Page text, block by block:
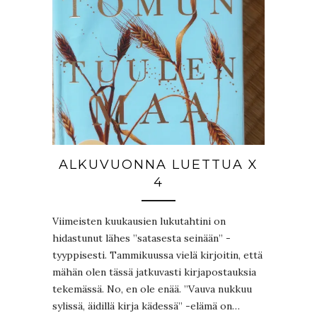
ALKUVUONNA LUETTUA X
4
Viimeisten kuukausien lukutahtini on
hidastunut lähes ”satasesta seinään” -
tyyppisesti. Tammikuussa vielä kirjoitin, että
mähän olen tässä jatkuvasti kirjapostauksia
tekemässä. No, en ole enää. ”Vauva nukkuu
sylissä, äidillä kirja kädessä” -elämä on…